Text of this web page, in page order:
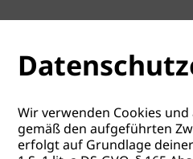
Wir verwenden Cookies
gemäß den aufgeführten
erfolgt auf Grundlage